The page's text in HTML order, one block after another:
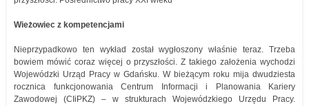
Wieżowiec z kompetencjami
Nieprzypadkowo ten wykład został wygłoszony właśnie teraz. Trzeba
bowiem mówić coraz więcej o przyszłości. Z takiego założenia wychodzi
Wojewódzki Urząd Pracy w Gdańsku. W bieżącym roku mija dwudziesta
rocznica funkcjonowania Centrum Informacji i Planowania Kariery
Zawodowej (CIiPKZ) – w strukturach Wojewódzkiego Urzędu Pracy.